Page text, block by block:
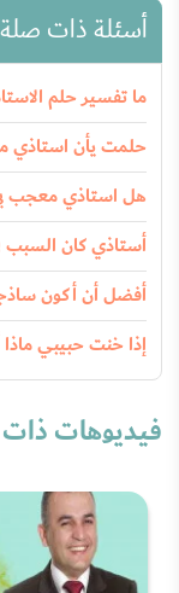
أسئلة ذات صلة
ما تفسير حلم
حلمت يأن استاذي
هل استاذي معجب
أستاذي كان السبب
أفضل أن أكون
إذا خنت حبيبي
فيديوهات